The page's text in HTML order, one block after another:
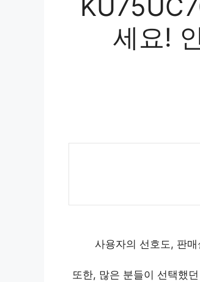
세요!
사용자의 선호도, 판
또한, 많은 분들이 선택했